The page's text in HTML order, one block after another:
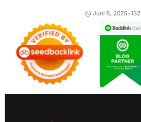
Juni 6, 2025•